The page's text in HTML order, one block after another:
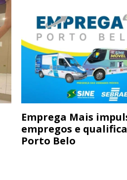
Emprega Mais
empregos e
Porto Belo